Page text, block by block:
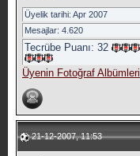
Üyelik tarihi: Apr 2007
Mesajlar: 4.620
Tecrübe Puanı: 32
Üyenin Fotoğraf Albümleri
21-12-2007, 11:53